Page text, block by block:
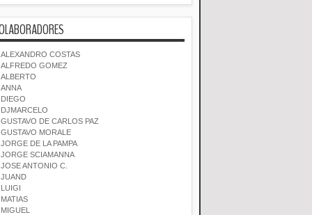
ALEXANDRO COSTAS
ALFREDO GOMEZ
ALBERTO
ANNA
DIEGO
DJMARCELO
GUSTAVO DE CARLOS PAZ
GUSTAVO MORALE
JORGE DE LA PAMPA
JORGE SCIAMANNA
JOSE ANTONIO C.
JUAND
LUIGI
MATIAS
MIGUEL